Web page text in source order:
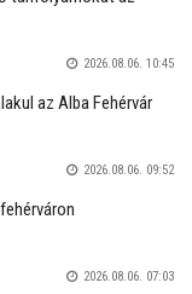
2026.08.06. 10:45
az Alba Fehérvár
2026.08.06. 09:52
2026.08.06. 07:03